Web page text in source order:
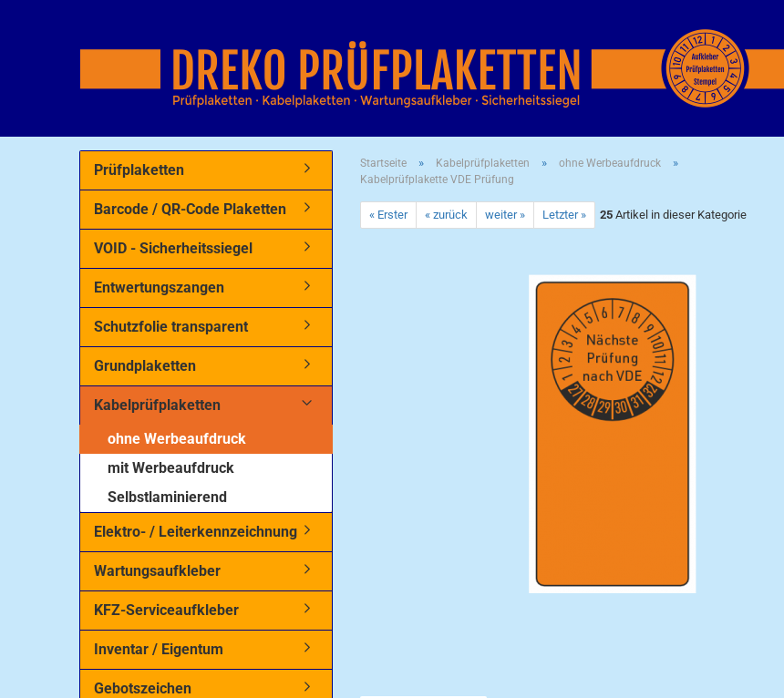
Startseite » Kabelprüfplaketten » ohne Werbeaufdruck »
Kabelprüfplakette VDE Prüfung
« Erster « zurück weiter » Letzter » 25Artikel in dieser Kategorie
Prüfplaketten
Barcode / QR-Code Plaketten
VOID - Sicherheitssiegel
Entwertungszangen
Schutzfolie transparent
Grundplaketten
Kabelprüfplaketten
ohne Werbeaufdruck
mit Werbeaufdruck
Selbstlaminierend
Elektro- / Leiterkennzeichnung
Wartungsaufkleber
KFZ-Serviceaufkleber
Inventar / Eigentum
Gebotszeichen